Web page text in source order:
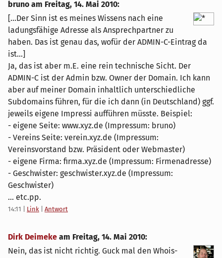
bruno am Freitag, 14. Mai 2010:
[...Der Sinn ist es meines Wissens nach eine
ladungsfähige Adresse als Ansprechpartner zu
haben. Das ist genau das, wofür der ADMIN-C-Eintrag da
ist...]
Ja, das ist aber m.E. eine rein technische Sicht. Der
ADMIN-C ist der Admin bzw. Owner der Domain. Ich kann
aber auf meiner Domain inhaltlich unterschiedliche
Subdomains führen, für die ich dann (in Deutschland) ggf.
jeweils eigene Impressi aufführen müsste. Beispiel:
- eigene Seite: www.xyz.de (Impressum: bruno)
- Vereins Seite: verein.xyz.de (Impressum:
Vereinsvorstand bzw. Präsident oder Webmaster)
- eigene Firma: firma.xyz.de (Impressum: Firmenadresse)
- Geschwister: geschwister.xyz.de (Impressum:
Geschwister)
... etc.pp.
14:11 Link Antwort
Dirk Deimeke am Freitag, 14. Mai 2010:
Nein, das ist nicht richtig. Guck mal den Whois-